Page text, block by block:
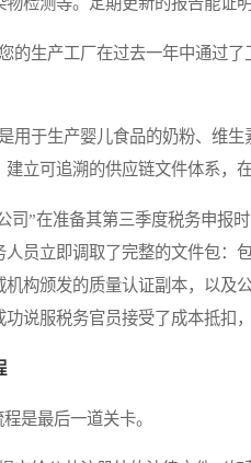
生产工厂在过去一年中通过了
于生产婴儿食品的奶粉、维生
立可追溯的供应链文件体系，
”在准备其第三季度税务申报
员立即调取了完整的文件包：
构颁发的质量认证副本，以及
说服税务官员接受了成本抵扣
是最后一道关卡。